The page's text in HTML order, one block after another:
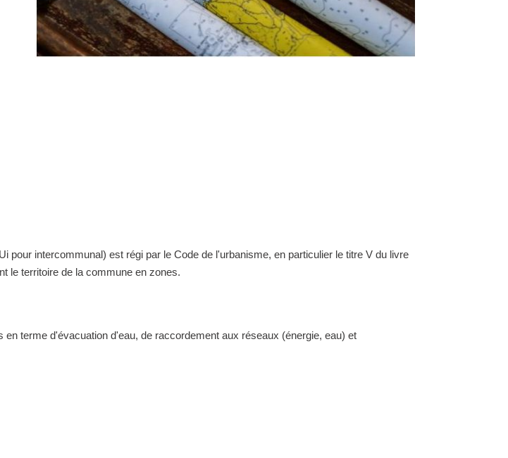
intercommunal) est régi par le Code de l'urbanisme, en particulier le titre V du livre
le territoire de la commune en zones.
en terme d'évacuation d'eau, de raccordement aux réseaux (énergie, eau) et